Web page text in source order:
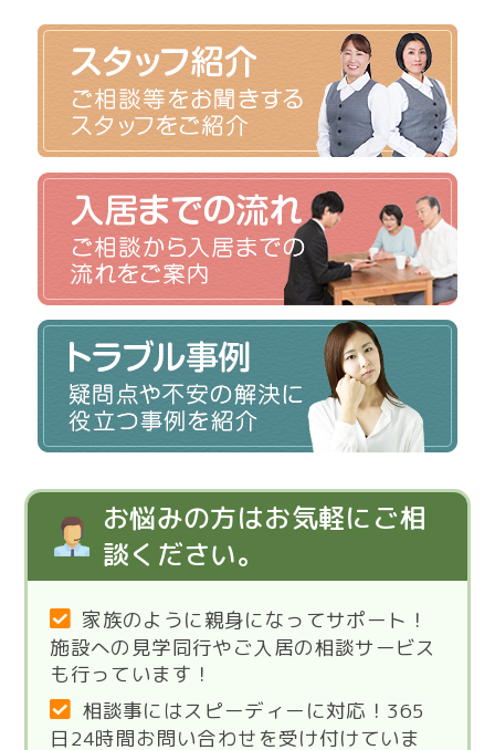
お悩みの方はお気軽にご相
談ください。
家族のように親身になってサポート！
施設への見学同行やご入居の相談サービス
も行っています！
相談事にはスピーディーに対応！365
日24時間お問い合わせを受け付けていま